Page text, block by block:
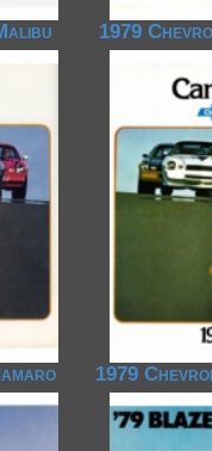
1979
1979